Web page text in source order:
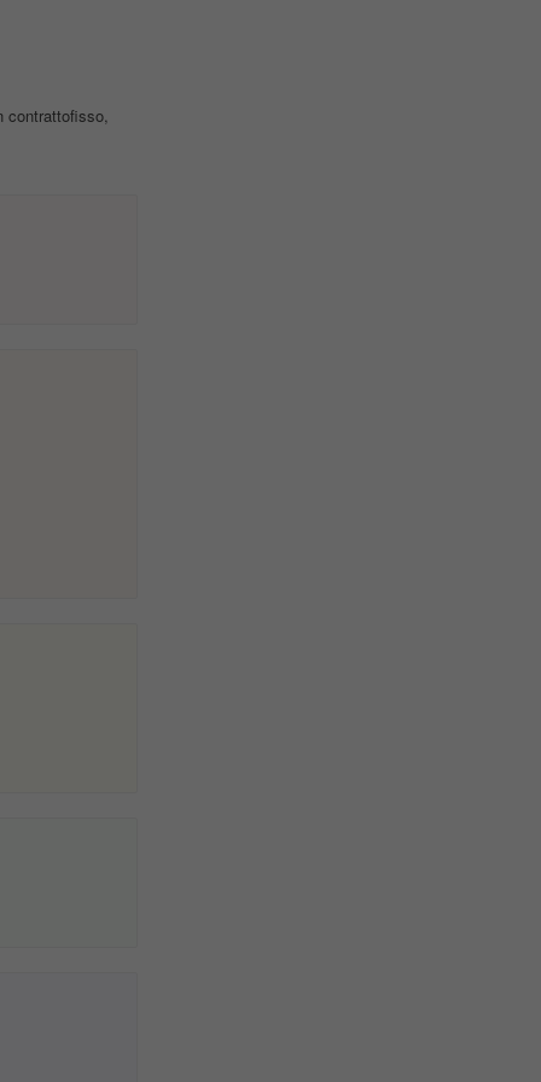
contrattofisso,